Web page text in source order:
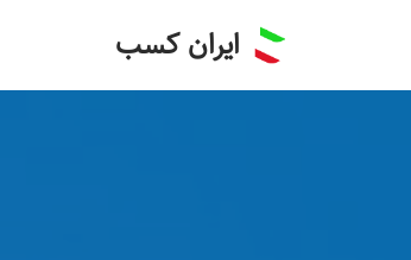
ایران کسب